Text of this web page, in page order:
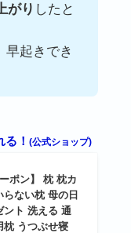
がり したと
早起きでき
！ (公式ショップ)
ポン】 枕 枕カ
らない枕 母の日
ント 洗える 通
枕 うつぶせ寝